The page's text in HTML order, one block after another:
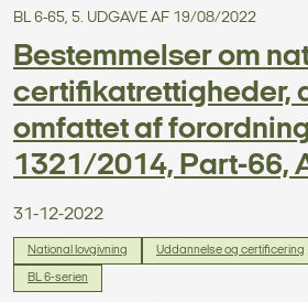
BL 6-65, 5. UDGAVE AF 19/08/2022
Bestemmelser om
certifikatrettigheder,
omfattet af
1321/2014, Part-66,
31-12-2022
National lovgivning Uddannelse og certificering
BL 6-serien